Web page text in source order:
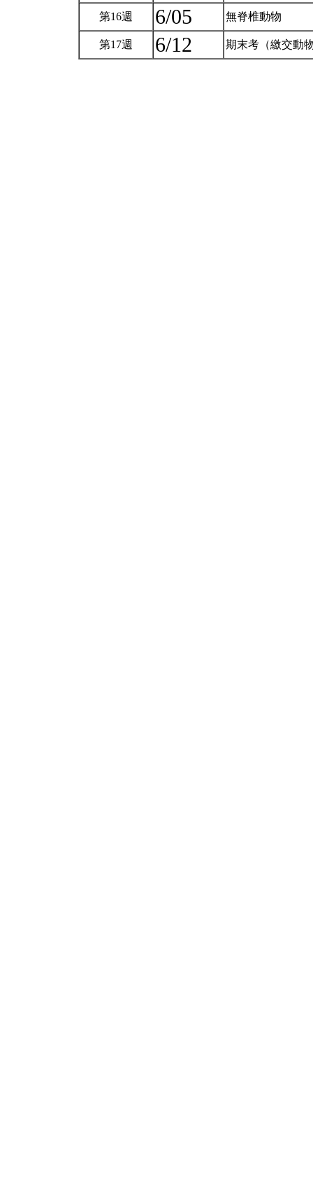
第16週 6/05 無脊椎動物
第17週 6/12 期末考（繳交動